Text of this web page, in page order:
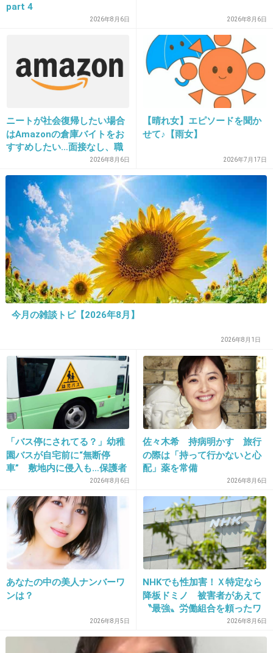
2013/02/11(月) 12:47:40
大手芸能事務所優先のキャスティングは改めた
ほうがいいと思います。演技派の人たちがかわ
いそう
-1
20. 匿名2013/02/11(月) 12:47:45
＞某女優のスケジュールに合わせたためです
どう考えても泉ピン子だろｗ
+25
21. 匿名2013/02/11(月) 12:48:12
上戸と稲垣がおしんとかｗｗｗばかにしてるで
22. 匿名2013/02/11(月) 12:48:14
これは、ヒットはするだろうけど、微妙だな〜
+1 -12
時代がもう違いすぎる、このころじゃないんだ
よ
出典：livedoor.blogimg.jp
+45 -0
24. 匿名2013/02/11(月) 12:48:52
part 4
2026年8月6日 2026年8月6日
ニートが社会復帰したい場合
はAmazonの倉庫バイトをお
すすめしたい…面接なし、職
場は綺麗、ドリンクバー無料
→賛否両論、場所によって全
然違う「コンビニバイトの方
がマシ」との声も
2026年8月6日
【晴れ女】エピソードを聞か
せて♪【雨女】
2026年7月17日
今月の雑談トピ【2026年8月】
2026年8月1日
「バス停にされてる？」幼稚
園バスが自宅前に“無断停
車” 敷地内に侵入も…保護者
マナーに「我慢の限界」2026年8月6日
佐々木希 持病明かす 旅行
の際は「持って行かないと心
配」薬を常備
2026年8月6日
あなたの中の美人ナンバーワ
ンは？
2026年8月5日
NHKでも性加害！Ｘ特定なら
降板ドミノ 被害者があえて
〝最強〟労働組合を頼ったワ
2026年8月6日